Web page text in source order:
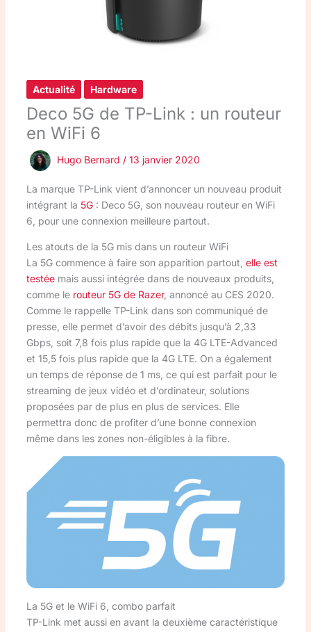
Actualité Hardware
Deco 5G de TP-Link : un routeur
en WiFi 6
Hugo Bernard / 13 janvier 2020
La marque TP-Link vient d’annoncer un nouveau produit
intégrant la 5G: Deco 5G, son nouveau routeur en WiFi
6, pour une connexion meilleure partout.
Les atouts de la 5G mis dans un routeur WiFi
La 5G commence à faire son apparition partout, elle est
testéemais aussi intégrée dans de nouveaux produits,
comme le routeur 5G de Razer, annoncé au CES 2020.
Comme le rappelle TP-Link dans son communiqué de
presse, elle permet d’avoir des débits jusqu’à 2,33
Gbps, soit 7,8 fois plus rapide que la 4G LTE-Advanced
et 15,5 fois plus rapide que la 4G LTE. On a également
un temps de réponse de 1 ms, ce qui est parfait pour le
streaming de jeux vidéo et d’ordinateur, solutions
proposées par de plus en plus de services. Elle
permettra donc de profiter d’une bonne connexion
même dans les zones non-éligibles à la fibre.
La 5G et le WiFi 6, combo parfait
TP-Link met aussi en avant la deuxième caractéristique